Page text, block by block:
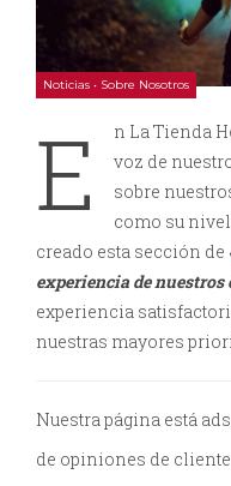
Noticias • Sobre Nosotros
E
n La Tienda
voz de
sobre
como su
creado esta sección de
experiencia de nuestros
experiencia
nuestras mayores
Nuestra página está
de opiniones de